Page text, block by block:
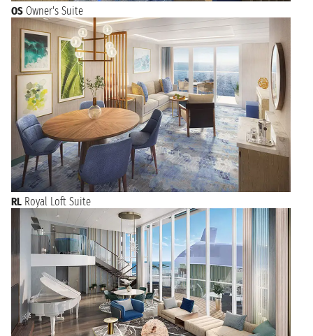
OS Owner's Suite
RL Royal Loft Suite